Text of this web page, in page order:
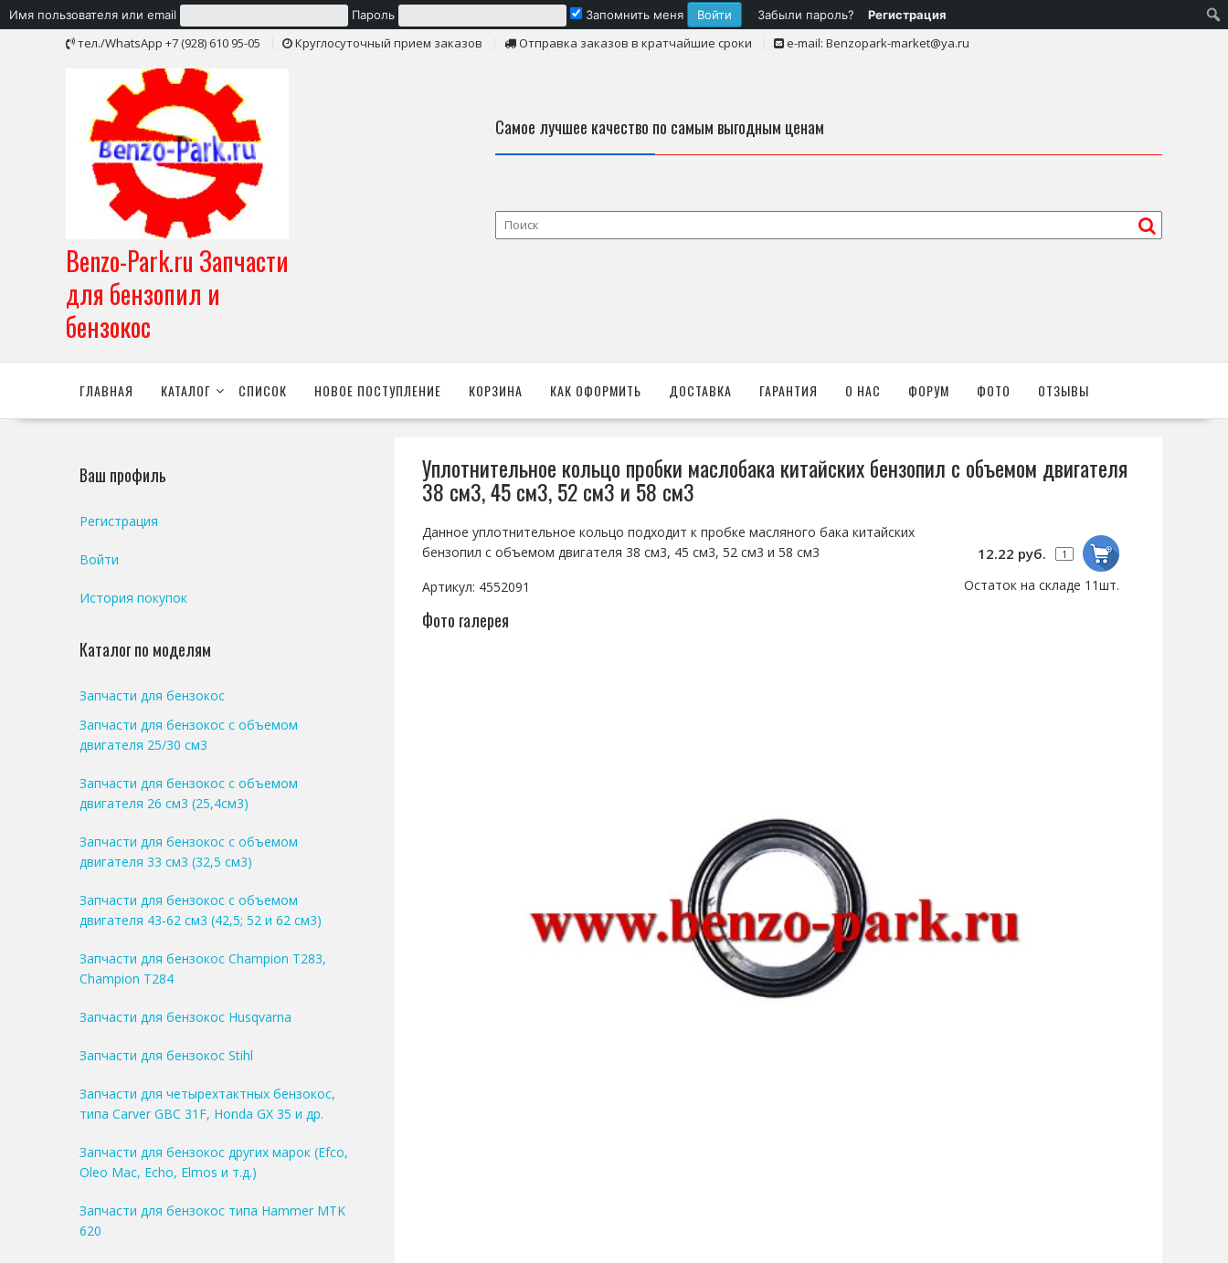
Имя пользователя или email Пароль Запомнить меня Забыли пароль? Регистрация
тел./WhatsApp +7 (928) 610 95-05 Круглосуточный прием заказов Отправка заказов в кратчайшие сроки e-mail: Benzopark-market@ya.ru
Benzo-Park.ru Запчасти
для бензопил и
бензокос
Самое лучшее качество по самым выгодным ценам
ГЛАВНАЯ КАТАЛОГ СПИСОК НОВОЕ ПОСТУПЛЕНИЕ КОРЗИНА КАК ОФОРМИТЬ ДОСТАВКА ГАРАНТИЯ О НАС ФОРУМ ФОТО ОТЗЫВЫ
Уплотнительное кольцо пробки маслобака китайских бензопил с объемом двигателя
38 см3, 45 см3, 52 см3 и 58 см3
12.22 руб.
Остаток на складе 11шт.
Данное уплотнительное кольцо подходит к пробке масляного бака китайских
бензопил с объемом двигателя 38 см3, 45 см3, 52 см3 и 58 см3
Артикул: 4552091
Фото галерея
Ваш профиль
Регистрация
Войти
История покупок
Каталог по моделям
Запчасти для бензокос
Запчасти для бензокос с объемом
двигателя 25/30 см3
Запчасти для бензокос с объемом
двигателя 26 см3 (25,4см3)
Запчасти для бензокос с объемом
двигателя 33 см3 (32,5 см3)
Запчасти для бензокос с объемом
двигателя 43-62 см3 (42,5; 52 и 62 см3)
Запчасти для бензокос Champion T283,
Champion T284
Запчасти для бензокос Husqvarna
Запчасти для бензокос Stihl
Запчасти для четырехтактных бензокос,
типа Carver GBC 31F, Honda GX 35 и др.
Запчасти для бензокос других марок (Efco,
Oleo Mac, Echo, Elmos и т.д.)
Запчасти для бензокос типа Hammer MTK
620